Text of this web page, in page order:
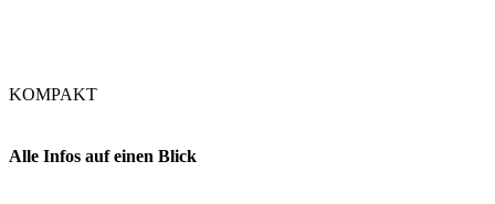
KOMPAKT
Alle Infos auf einen Blick